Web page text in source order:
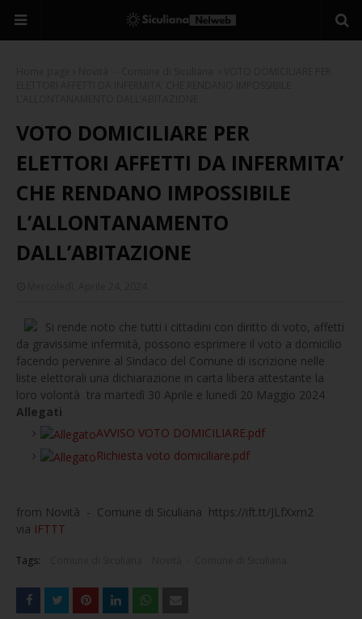
VOTO DOMICILIARE PER
ELETTORI AFFETTI DA INFERMITA’
CHE RENDANO IMPOSSIBILE
L’ALLONTANAMENTO
DALL’ABITAZIONE
Si rende noto che tutti i cittadini con diritto di voto, affetti
da gravissime infermità, possono esprimere il voto a domicilio
facendo pervenire al Sindaco del Comune di iscrizione nelle
liste elettorali una dichiarazione in carta libera attestante la
loro volontà tra martedì 30 Aprile e lunedì 20 Maggio 2024
Allegati
AVVISO VOTO DOMICILIARE.pdf
Richiesta voto domiciliare.pdf
from Novità - Comune di Siculiana https://ift.tt/JLfXxm2
via IFTTT
Tags: